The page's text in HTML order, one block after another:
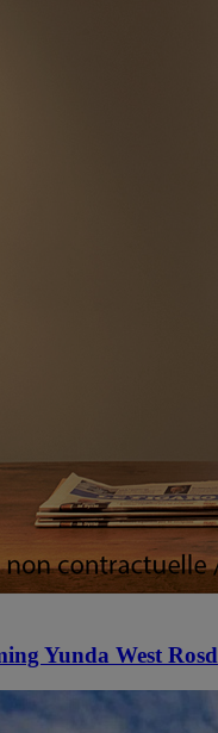
Yunda West Rosd